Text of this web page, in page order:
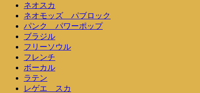
ネオスカ
ネオモッズ パブロック
パンク パワーポップ
ブラジル
フリーソウル
フレンチ
ボーカル
ラテン
レゲエ スカ